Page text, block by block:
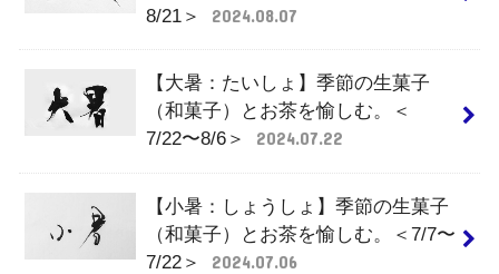
8/21＞
2024.08.07
【大暑：たいしょ】季節の生菓子
（和菓子）とお茶を愉しむ。＜
7/22〜8/6＞
2024.07.22
【小暑：しょうしょ】季節の生菓子
（和菓子）とお茶を愉しむ。＜7/7〜
7/22＞
2024.07.06